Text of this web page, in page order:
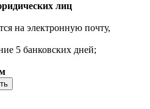
лиц
на электронную почту,
5 банковских дней;